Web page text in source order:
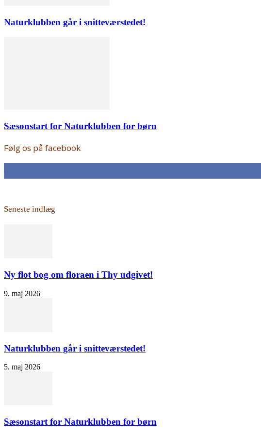
Naturklubben går i snitteværstedet!
Sæsonstart for Naturklubben for børn
Følg os på facebook
Seneste indlæg
Ny flot bog om floraen i Thy udgivet!
9. maj 2026
Naturklubben går i snitteværstedet!
5. maj 2026
Sæsonstart for Naturklubben for børn